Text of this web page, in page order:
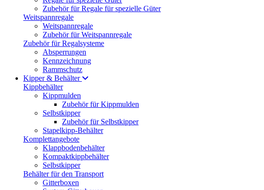
Zubehör für Regale für spezielle Güter
Weitspannregale
Weitspannregale
Zubehör für Weitspannregale
Zubehör für Regalsysteme
Absperrungen
Kennzeichnung
Rammschutz
Kipper & Behälter
Kippbehälter
Kippmulden
Zubehör für Kippmulden
Selbstkipper
Zubehör für Selbstkipper
Stapelkipp-Behälter
Komplettangebote
Klappbodenbehälter
Kompaktkippbehälter
Selbstkipper
Behälter für den Transport
Gitterboxen